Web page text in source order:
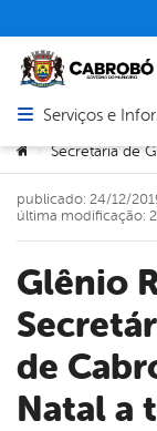
Abrir menu
Serviços e
Você está aqui:
>
Glênio Rodrigues,
de
Natal a
publicado: 24/12/
última modificação: